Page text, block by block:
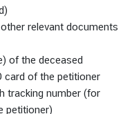
relevant documents
of the deceased
card of the petitioner
tracking number (for
petitioner)